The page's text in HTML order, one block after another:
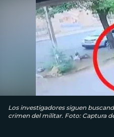
Los investigadores siguen
crimen del militar. Foto: Captura